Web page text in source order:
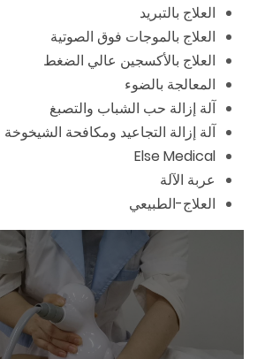
العلاج بالتبريد
العلاج بالموجات فوق الصوتية
العلاج بالأكسجين عالي الضغط
المعالجة بالضوء
آلة إزالة حب الشباب والتصبغ
آلة إزالة التجاعيد ومكافحة الشيخوخة
Else Medical
عربة الآلة
العلاج-الطبيعي